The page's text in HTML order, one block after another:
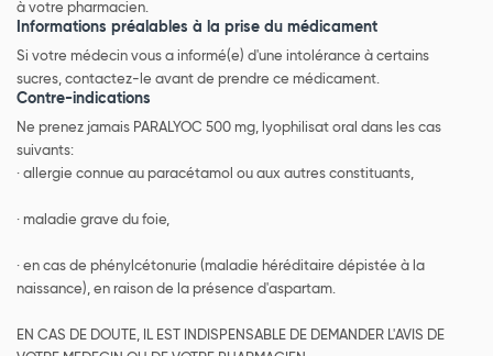
à votre pharmacien.
Informations préalables à la prise du médicament
Si votre médecin vous a informé(e) d'une intolérance à certains
sucres, contactez-le avant de prendre ce médicament.
Contre-indications
Ne prenez jamais PARALYOC 500 mg, lyophilisat oral dans les cas
suivants:
· allergie connue au paracétamol ou aux autres constituants,
· maladie grave du foie,
· en cas de phénylcétonurie (maladie héréditaire dépistée à la
naissance), en raison de la présence d'aspartam.
EN CAS DE DOUTE, IL EST INDISPENSABLE DE DEMANDER L'AVIS DE